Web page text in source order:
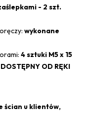
- 2 szt.
wykonane
4 sztuki M5 x 15
OD RĘKI
ścian u klientów,